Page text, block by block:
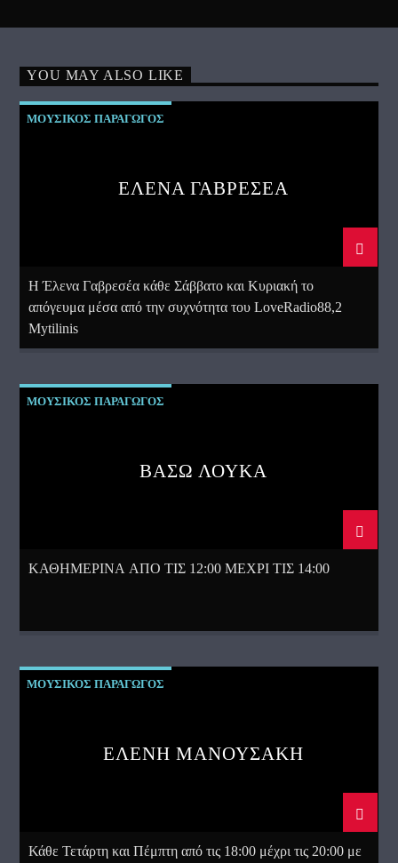
YOU MAY ALSO LIKE
ΜΟΥΣΙΚΟΣ ΠΑΡΑΓΩΓΟΣ
ΕΛΕΝΑ ΓΑΒΡΕΣΕΑ
Η Έλενα Γαβρεσέα κάθε Σάββατο και Κυριακή το
απόγευμα μέσα από την συχνότητα του LoveRadio88,2
Mytilinis
ΜΟΥΣΙΚΟΣ ΠΑΡΑΓΩΓΟΣ
ΒΑΣΩ ΛΟΥΚΑ
ΚΑΘΗΜΕΡΙΝΑ ΑΠΟ ΤΙΣ 12:00 ΜΕΧΡΙ ΤΙΣ 14:00
ΜΟΥΣΙΚΟΣ ΠΑΡΑΓΩΓΟΣ
ΕΛΕΝΗ ΜΑΝΟΥΣΑΚΗ
Κάθε Τετάρτη και Πέμπτη από τις 18:00 μέχρι τις 20:00 με